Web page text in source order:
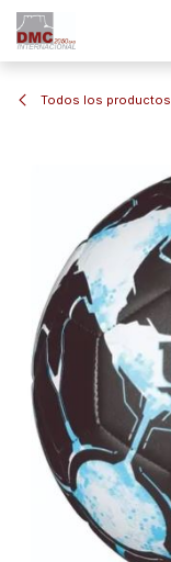
Todos los productos